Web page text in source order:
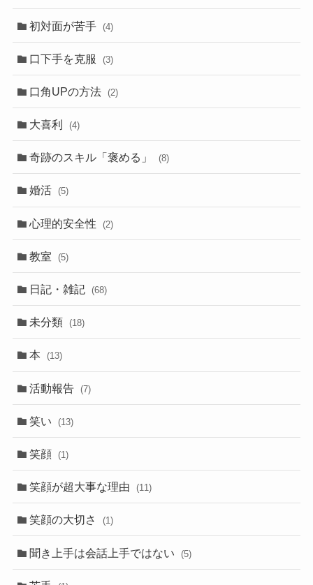
初対面が苦手 (4)
口下手を克服 (3)
口角UPの方法 (2)
大喜利 (4)
奇跡のスキル「褒める」 (8)
婚活 (5)
心理的安全性 (2)
教室 (5)
日記・雑記 (68)
未分類 (18)
本 (13)
活動報告 (7)
笑い (13)
笑顔 (1)
笑顔が超大事な理由 (11)
笑顔の大切さ (1)
聞き上手は会話上手ではない (5)